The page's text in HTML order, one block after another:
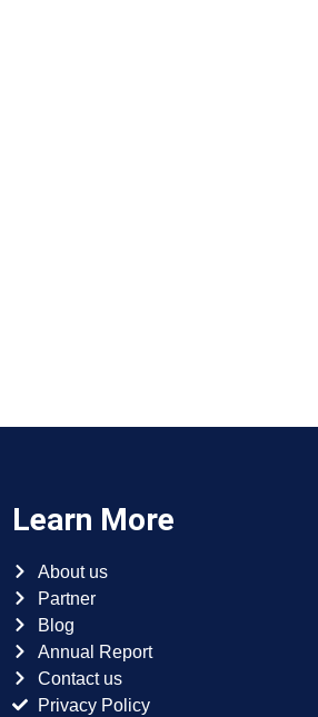
Learn More
About us
Partner
Blog
Annual Report
Contact us
Privacy Policy